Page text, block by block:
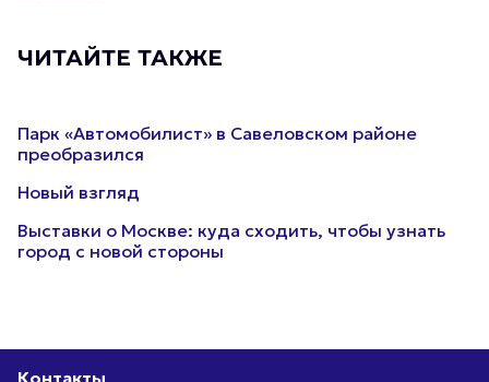
ЧИТАЙТЕ ТАКЖЕ
Парк «Автомобилист» в Савеловском районе
преобразился
Новый взгляд
Выставки о Москве: куда сходить, чтобы узнать
город с новой стороны
Контакты